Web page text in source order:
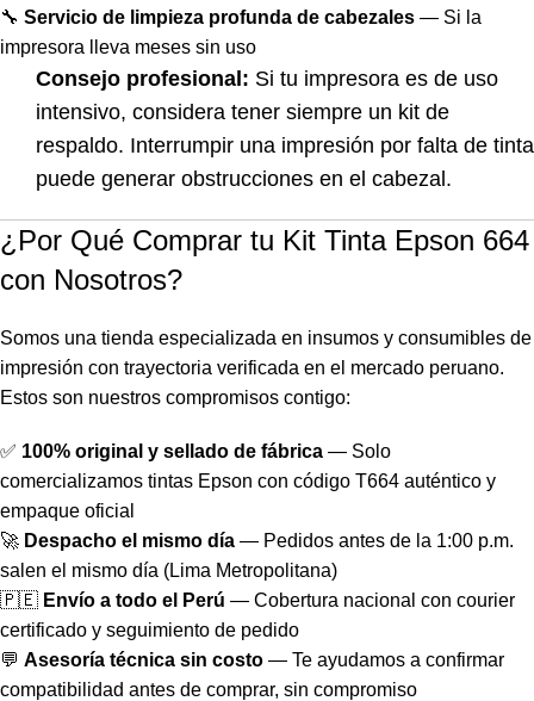
🔧 Servicio de limpieza profunda de cabezales — Si la
impresora lleva meses sin uso
Consejo profesional: Si tu impresora es de uso
intensivo, considera tener siempre un kit de
respaldo. Interrumpir una impresión por falta de tinta
puede generar obstrucciones en el cabezal.
¿Por Qué Comprar tu Kit Tinta Epson 664
con Nosotros?
Somos una tienda especializada en insumos y consumibles de
impresión con trayectoria verificada en el mercado peruano.
Estos son nuestros compromisos contigo:
✅ 100% original y sellado de fábrica — Solo
comercializamos tintas Epson con código T664 auténtico y
empaque oficial
🚀 Despacho el mismo día — Pedidos antes de la 1:00 p.m.
salen el mismo día (Lima Metropolitana)
🇵🇪 Envío a todo el Perú — Cobertura nacional con courier
certificado y seguimiento de pedido
💬 Asesoría técnica sin costo — Te ayudamos a confirmar
compatibilidad antes de comprar, sin compromiso